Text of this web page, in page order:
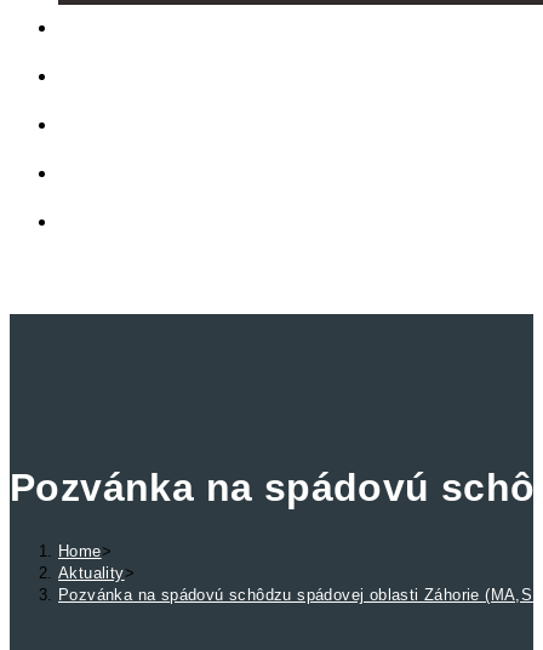
Pozvánka na spádovú
Home>
Aktuality>
Pozvánka na spádovú schôdzu spádovej oblasti Záhorie